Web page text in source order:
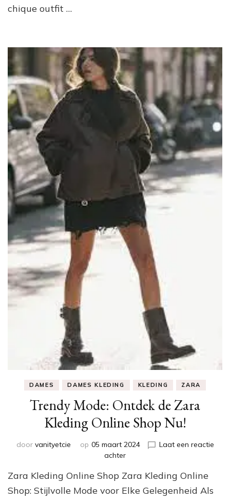
chique outfit …
DAMES DAMES KLEDING KLEDING ZARA
Trendy Mode: Ontdek de Zara
Kleding Online Shop Nu!
door vanityetcie op 05 maart 2024
Laat een reactie
achterop
Mode:
Ontdek
Zara Kleding Online Shop Zara Kleding Online
Shop: Stijlvolle Mode voor Elke Gelegenheid Als